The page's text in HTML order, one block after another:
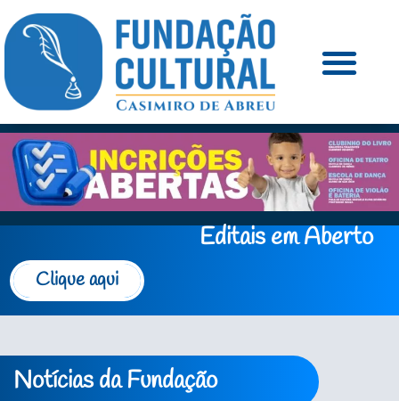
Editais em Aberto
Clique aqui
Notícias da Fundação